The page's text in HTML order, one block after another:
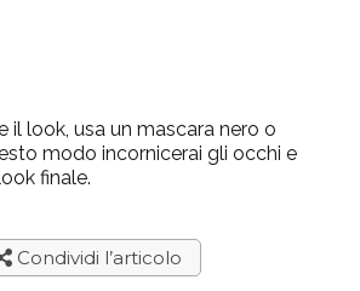
il look, usa un mascara nero o
modo incornicerai gli occhi e
finale.
Condividi l’articolo